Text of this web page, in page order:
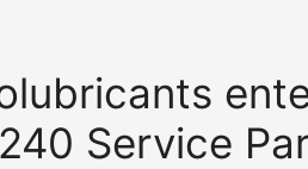
Service